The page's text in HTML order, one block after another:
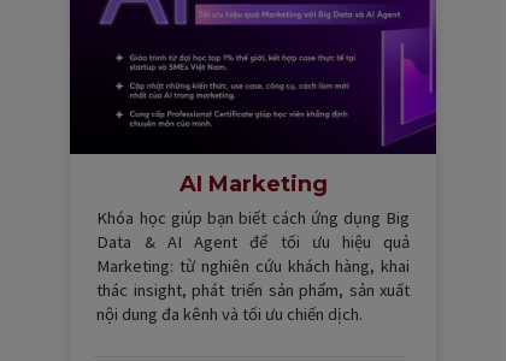
Khóa học giúp bạn biết cách ứng dụng Big
Data & AI Agent để tối ưu hiệu quả
Marketing: từ nghiên cứu khách hàng, khai
thác insight, phát triển sản phẩm, sản xuất
nội dung đa kênh và tối ưu chiến dịch.
AI Marketing